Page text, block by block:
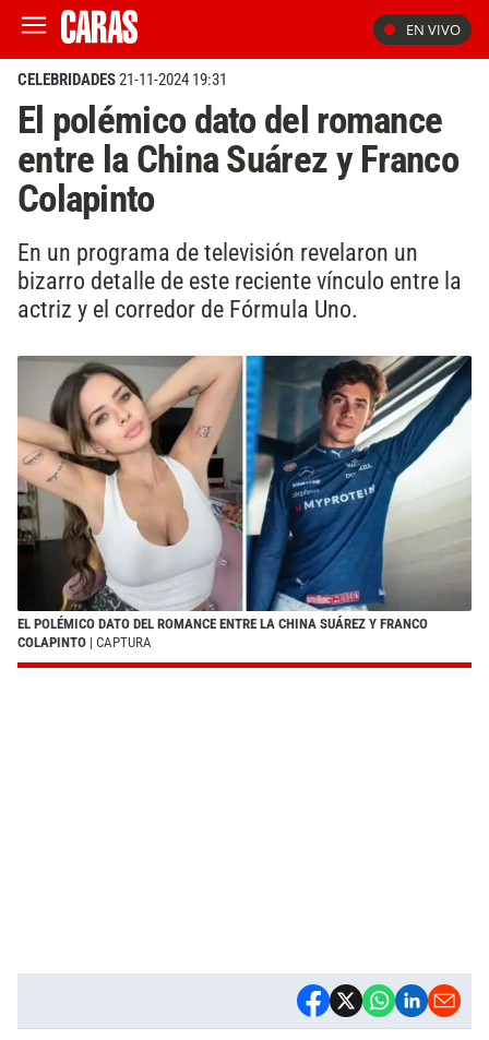
EN VIVO
CELEBRIDADES21-11-2024 19:31
El polémico dato del romance
entre la China Suárez y Franco
Colapinto
En un programa de televisión revelaron un
bizarro detalle de este reciente vínculo entre la
actriz y el corredor de Fórmula Uno.
EL POLÉMICO DATO DEL ROMANCE ENTRE LA CHINA SUÁREZ Y FRANCO
COLAPINTO | CAPTURA